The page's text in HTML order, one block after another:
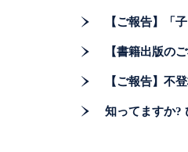
【ご報告】「
【書籍出版の
【ご報告】不
知ってますか?